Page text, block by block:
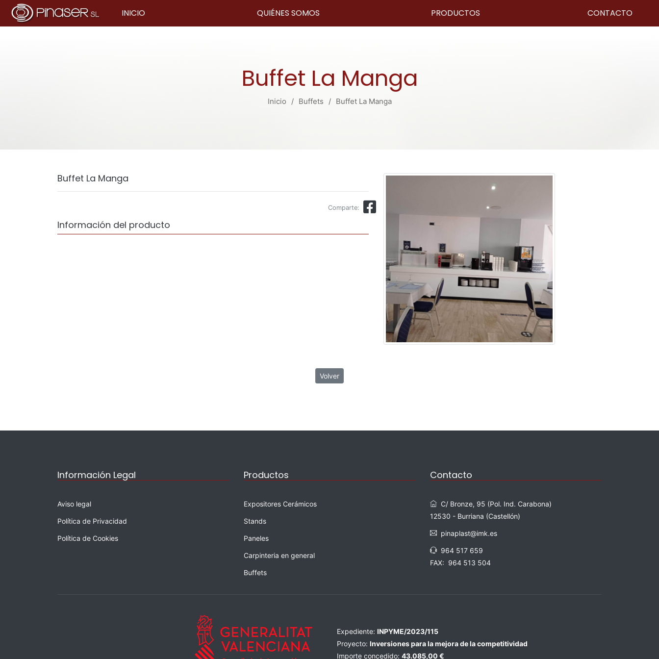
INICIO QUIÉNES SOMOS PRODUCTOS CONTACTO
Buffet La Manga
Inicio Buffets Buffet La Manga
Buffet La Manga
Comparte:
Información del producto
Volver
Información Legal
Aviso legal
Política de Privacidad
Política de Cookies
Productos
Expositores Cerámicos
Stands
Paneles
Carpinteria en general
Buffets
Contacto
C/ Bronze, 95 (Pol. Ind. Carabona)
12530 - Burriana (Castellón)
pinaplast@imk.es
964 517 659
FAX: 964 513 504
Expediente: INPYME/2023/115
Proyecto: Inversiones para la mejora de la competitividad
Importe concedido: 43.085,00 €